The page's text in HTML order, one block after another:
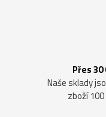
Přes
Naše sklady
zboží